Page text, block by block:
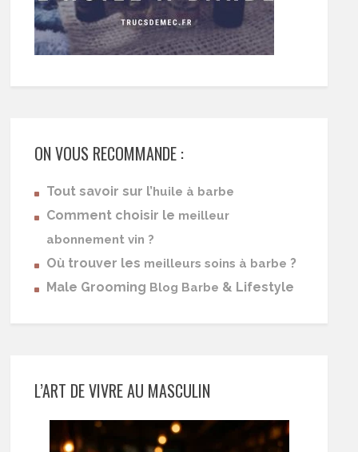
ON VOUS RECOMMANDE :
Tout savoir sur l’huile à barbe
Comment choisir le meilleur
abonnement vin ?
Où trouver les meilleurs soins à barbe ?
Male Grooming Blog Barbe & Lifestyle
L’ART DE VIVRE AU MASCULIN